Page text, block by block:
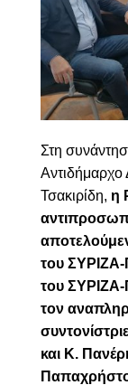
Στη
Αντιδήμαρχο
Τσακιρίδη, η
του ΣΥΡΙΖΑ-
του
τον
και Κ.